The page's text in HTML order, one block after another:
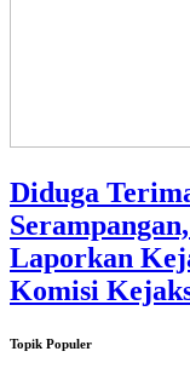
Diduga
Laporkan
Komisi
Topik Populer